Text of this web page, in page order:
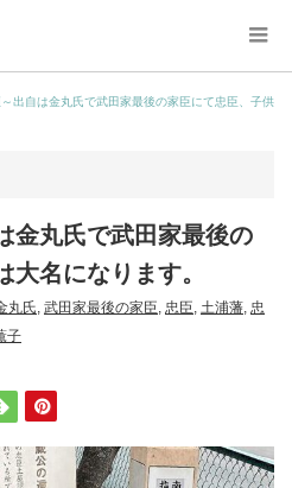
出自は金丸氏で武田家最後の家臣にて忠臣、子供
金丸氏で武田家最後の
大名になります。
丸氏, 武田家最後の家臣, 忠臣, 土浦藩, 忠
子